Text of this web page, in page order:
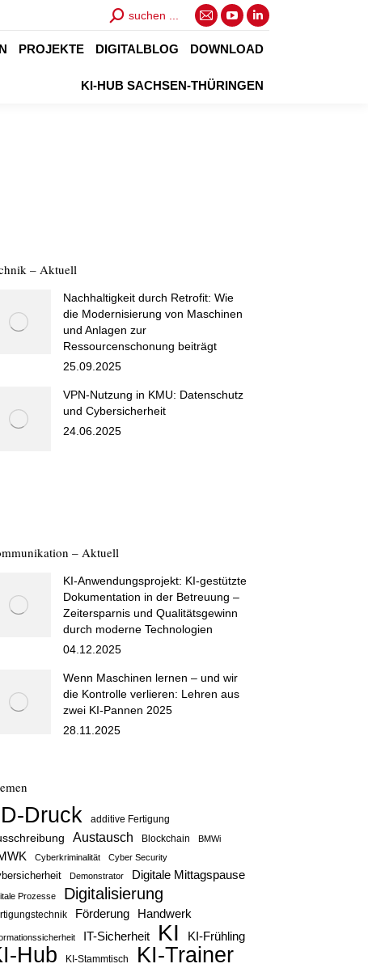
Search:
suchen ...
E-
Mail
opens
YouTube
page
in
Linkedin
page
in
PROJEKTE DIGITALBLOG DOWNLOAD
KI-HUB SACHSEN-THÜRINGEN
– Aktuell
Nachhaltigkeit durch Retrofit: Wie
die Modernisierung von Maschinen
und Anlagen zur
Ressourcenschonung beiträgt
25.09.2025
VPN-Nutzung in KMU: Datenschutz
und Cybersicherheit
24.06.2025
– Aktuell
KI-Anwendungsprojekt: KI-gestützte
Dokumentation in der Betreuung –
Zeitersparnis und Qualitätsgewinn
durch moderne Technologien
04.12.2025
Wenn Maschinen lernen – und wir
die Kontrolle verlieren: Lehren aus
zwei KI-Pannen 2025
28.11.2025
Druck additive Fertigung
Austausch Blockchain BMWi
Cyberkriminalität Cyber Security
Demonstrator Digitale Mittagspause
Prozesse Digitalisierung
Förderung Handwerk
IT-Sicherheit KI KI-Frühling
Hub KI-Stammtisch KI-Trainer